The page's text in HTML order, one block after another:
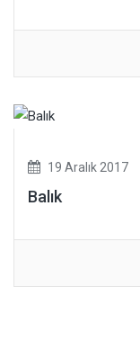
19 Aralık 2017
Balık